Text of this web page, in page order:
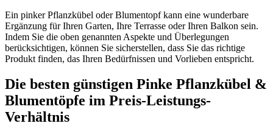
Ein pinker Pflanzkübel oder Blumentopf kann eine wunderbare
Ergänzung für Ihren Garten, Ihre Terrasse oder Ihren Balkon sein.
Indem Sie die oben genannten Aspekte und Überlegungen
berücksichtigen, können Sie sicherstellen, dass Sie das richtige
Produkt finden, das Ihren Bedürfnissen und Vorlieben entspricht.
Die besten günstigen Pinke Pflanzkübel &
Blumentöpfe im Preis-Leistungs-
Verhältnis